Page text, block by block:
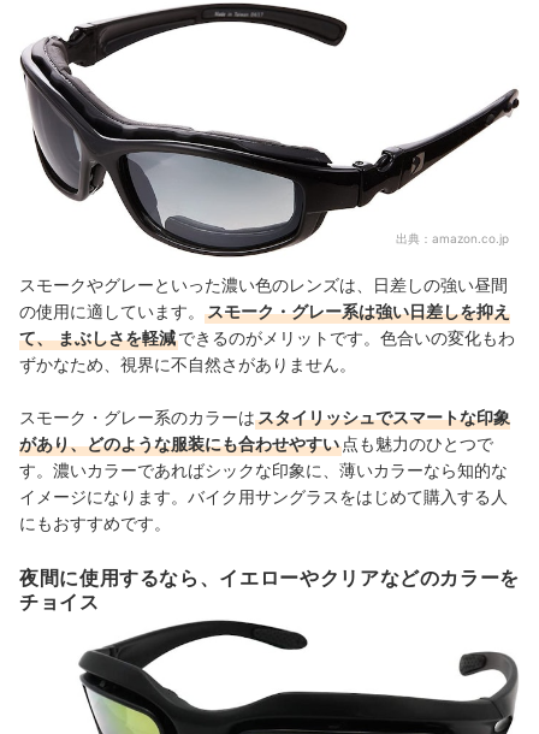
出典： amazon.co.jp
スモークやグレーといった濃い色のレンズは、日差しの強い昼間
の使用に適しています。
スモーク・グレー系は強い日差しを抑え
て、 まぶしさを軽減できるのがメリットです。色合いの変化もわ
ずかなため、視界に不自然さがありません。
スモーク・グレー系のカラーはスタイリッシュでスマートな印象
があり、どのような服装にも合わせやすい 点も魅力のひとつで
す。濃いカラーであればシックな印象に、薄いカラーなら知的な
イメージになります。バイク用サングラスをはじめて購入する人
にもおすすめです。
夜間に使用するなら、イエローやクリアなどのカラーを
チョイス